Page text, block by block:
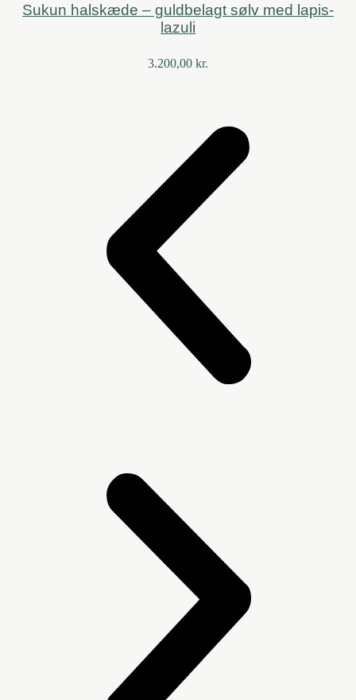
Sukun halskæde – guldbelagt sølv med lapis-
lazuli
3.200,00 kr.